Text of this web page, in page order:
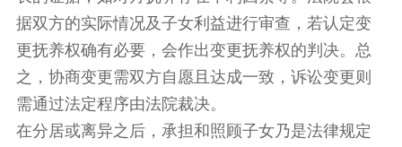
据双方的实际情况及子女利益进行审查，若认定变
更抚养权确有必要，会作出变更抚养权的判决。总
之，协商变更需双方自愿且达成一致，诉讼变更则
需通过法定程序由法院裁决。
在分居或离异之后，承担和照顾子女乃是法律规定